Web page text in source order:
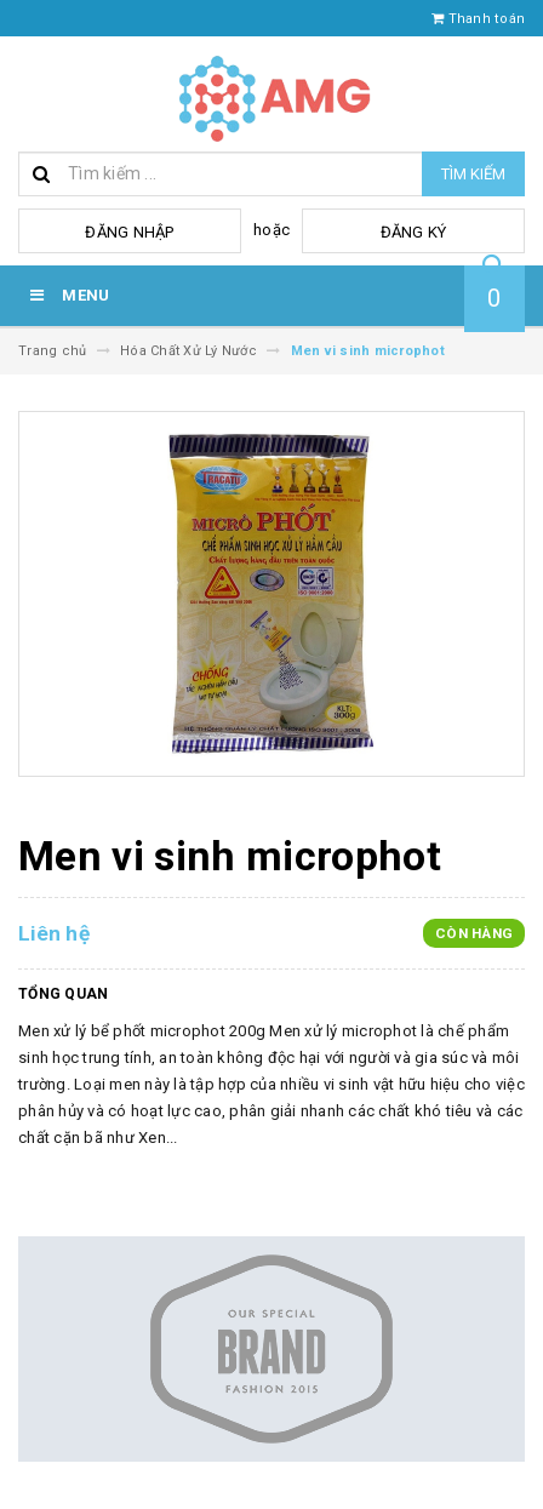
Thanh toán
TÌM KIẾM
ĐĂNG NHẬP hoặc ĐĂNG KÝ
MENU 0
Trang chủ Hóa Chất Xử Lý Nước Men vi sinh microphot
Men vi sinh microphot
Liên hệ CÒN HÀNG
TỔNG QUAN
Men xử lý bể phốt microphot 200g Men xử lý microphot là chế phẩm
sinh học trung tính, an toàn không độc hại với người và gia súc và môi
trường. Loại men này là tập hợp của nhiều vi sinh vật hữu hiệu cho việc
phân hủy và có hoạt lực cao, phân giải nhanh các chất khó tiêu và các
chất cặn bã như Xen...